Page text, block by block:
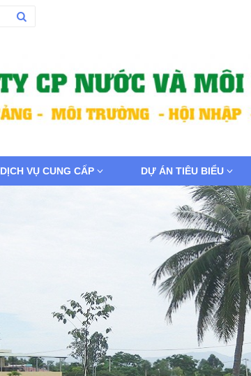
DỊCH VỤ CUNG CẤP DỰ ÁN TIÊU BIỂU